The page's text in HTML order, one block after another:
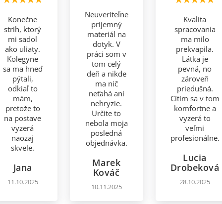
Konečne
strih, ktorý
mi sadol
ako uliaty.
Kolegyne
sa ma hneď
pýtali,
odkiaľ to
mám,
pretože to
na postave
vyzerá
naozaj
skvele.
Jana
11.10.2025
Neuveriteľne
príjemný
materiál na
dotyk. V
práci som v
tom celý
deň a nikde
ma nič
neťahá ani
nehryzie.
Určite to
nebola moja
posledná
objednávka.
Marek
Kováč
10.11.2025
Kvalita
spracovania
ma milo
prekvapila.
Látka je
pevná, no
zároveň
priedušná.
Cítim sa v tom
komfortne a
vyzerá to
veľmi
profesionálne.
Lucia
Drobeková
28.10.2025